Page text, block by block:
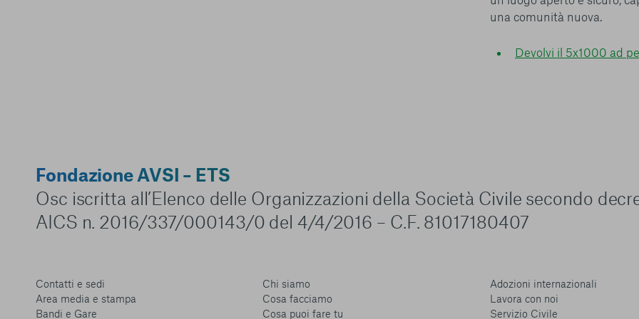
Piattaforma e il suo funzionamento. Premendo “Conferma
selezione relativa ai cookie effettuata verrà salvata. Se non
ulteriori informazioni, è possibile consultare la nostra
una comunità nuova.
Devolvi il 5x1000 ad
Fondazione AVSI – ETS
Osc iscritta all’Elenco delle Organizzazioni della Società Civile secondo
AICS n. 2016/337/000143/0 del 4/4/2016 – C.F. 81017180407
Contatti e sedi
Area media e stampa
Bandi e Gare
Chi siamo
Cosa facciamo
Cosa puoi fare tu
Adozioni internazionali
Lavora con noi
Servizio Civile